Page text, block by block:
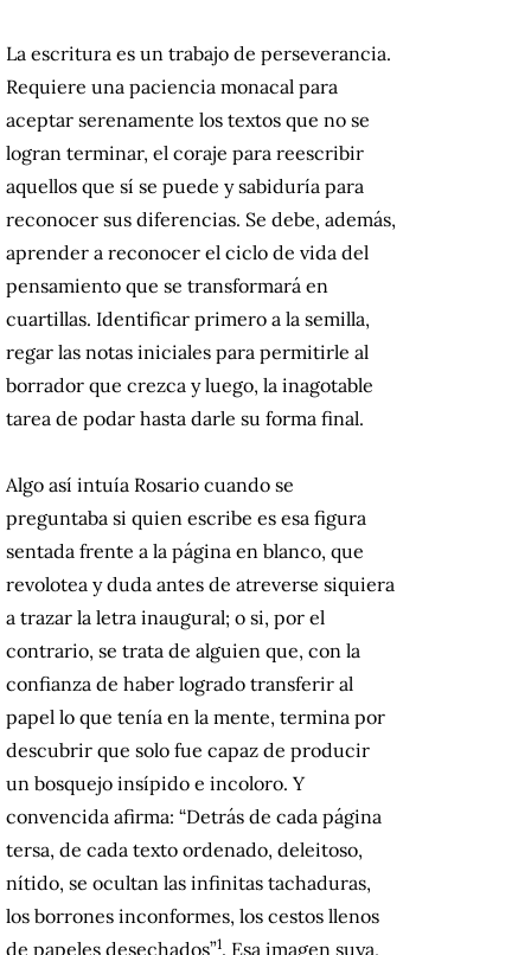
La escritura es un trabajo de perseverancia.
Requiere una paciencia monacal para
aceptar serenamente los textos que no se
logran terminar, el coraje para reescribir
aquellos que sí se puede y sabiduría para
reconocer sus diferencias. Se debe, además,
aprender a reconocer el ciclo de vida del
pensamiento que se transformará en
cuartillas. Identificar primero a la semilla,
regar las notas iniciales para permitirle al
borrador que crezca y luego, la inagotable
tarea de podar hasta darle su forma final.
Algo así intuía Rosario cuando se
preguntaba si quien escribe es esa figura
sentada frente a la página en blanco, que
revolotea y duda antes de atreverse siquiera
a trazar la letra inaugural; o si, por el
contrario, se trata de alguien que, con la
confianza de haber logrado transferir al
papel lo que tenía en la mente, termina por
descubrir que solo fue capaz de producir
un bosquejo insípido e incoloro. Y
convencida afirma: “Detrás de cada página
tersa, de cada texto ordenado, deleitoso,
nítido, se ocultan las infinitas tachaduras,
los borrones inconformes, los cestos llenos
de papeles desechados”1. Esa imagen suya,